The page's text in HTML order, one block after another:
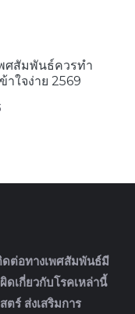
ศสัมพันธ์ควรทำ
าใจง่าย 2569
ดต่อทางเพศสัมพันธ์มี
เกี่ยวกับโรคเหล่านี้
ร์ ส่งเสริมการ